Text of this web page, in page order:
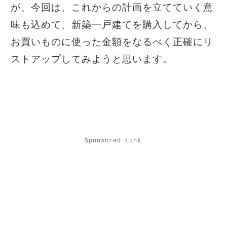
が、今回は、これからの計画を立てていく意
味も込めて、新築一戸建てを購入してから、
お買いものに使った金額をなるべく正確にリ
ストアップしてみようと思います。
Sponsored Link